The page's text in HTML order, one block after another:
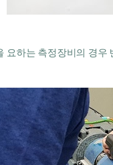
요하는 측정장비의 경